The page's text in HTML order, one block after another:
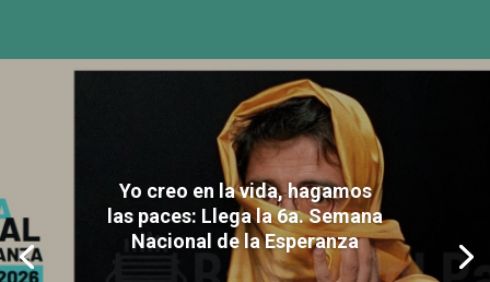
Yo creo en la vida, hagamos
las paces: Llega la 6a. Semana
Nacional de la Esperanza